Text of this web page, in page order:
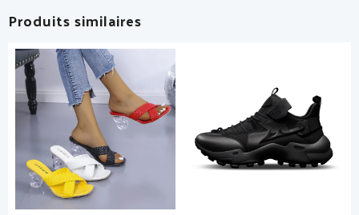
Produits similaires